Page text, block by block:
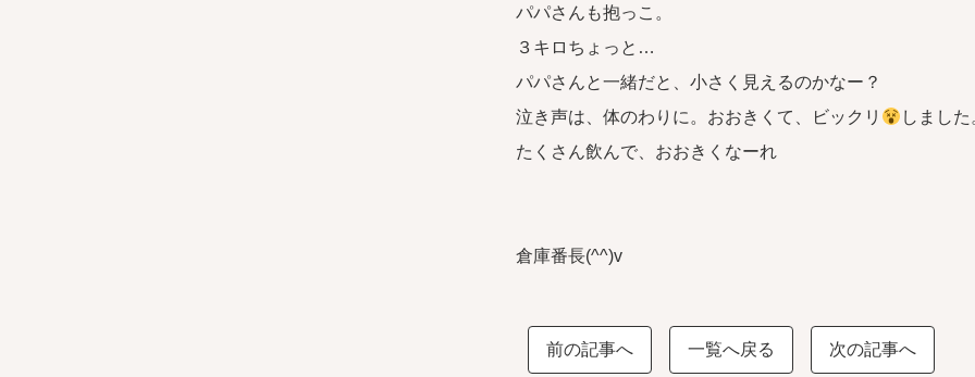
パパさんも抱っこ。
３キロちょっと…
パパさんと一緒だと、小さく見えるのかなー？
泣き声は、体のわりに。おおきくて、ビックリ
しました
たくさん飲んで、おおきくなーれ
倉庫番長(^^)v
前の記事へ 一覧へ戻る 次の記事へ